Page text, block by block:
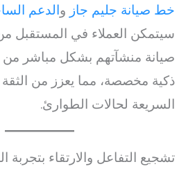
خط صيانة جليم جاز والدعم
سيتمكن العملاء في المستقبل
صيانة منشآتهم بشكل مباشر من
ذكية مخصصة، مما يعزز من الثقة
السريعة لحالات الطوارئ.
تشجيع التفاعل والارتقاء بتجربة